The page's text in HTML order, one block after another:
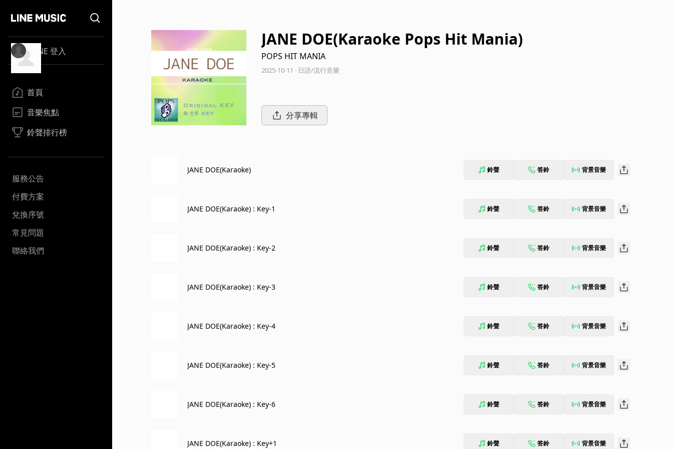
LINE 登入
首頁
音樂焦點
鈴聲排行榜
服務公告
付費方案
兌換序號
常見問題
聯絡我們
JANE DOE(Karaoke Pops Hit Mania)
POPS HIT MANIA
2025-10-11 · 日語/流行音樂
分享專輯
JANE DOE(Karaoke) 鈴聲 答鈴 背景音樂
JANE DOE(Karaoke) : Key-1 鈴聲 答鈴 背景音樂
JANE DOE(Karaoke) : Key-2 鈴聲 答鈴 背景音樂
JANE DOE(Karaoke) : Key-3 鈴聲 答鈴 背景音樂
JANE DOE(Karaoke) : Key-4 鈴聲 答鈴 背景音樂
JANE DOE(Karaoke) : Key-5 鈴聲 答鈴 背景音樂
JANE DOE(Karaoke) : Key-6 鈴聲 答鈴 背景音樂
JANE DOE(Karaoke) : Key+1 鈴聲 答鈴 背景音樂